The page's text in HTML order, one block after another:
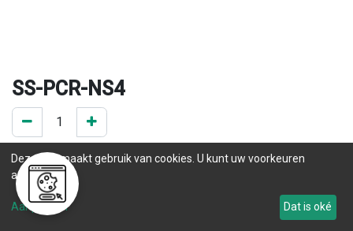
SS-PCR-NS4
0 ST op voorraad
.
Levertijd
Deze site maakt gebruik van cookies. U kunt uw voorkeuren
aanpassen.
Aanpassen Dat is oké